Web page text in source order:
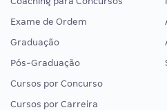
Exame de Ordem
Graduação
Pós-Graduação
Cursos por Concurso
Cursos por Carreira